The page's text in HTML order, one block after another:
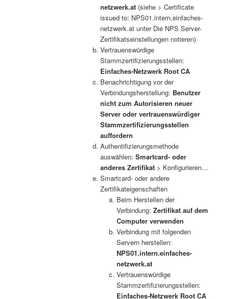
netzwerk.at(siehe > Certificate
issued to: NPS01.intern.einfaches-
netzwerk.at unter Die NPS Server-
Zertifikatseinstellungen notieren)
Vertrauenswürdige
Stammzertifizierungsstellen:
Einfaches-Netzwerk Root CA
Benachrichtigung vor der
Verbindungsherstellung: Benutzer
nicht zum Autorisieren neuer
Server oder vertrauenswürdiger
Stammzertifizierungsstellen
auffordern
Authentifizierungsmethode
auswählen: Smartcard- oder
anderes Zertifikat> Konfigurieren…
Smartcard- oder andere
Zertifikateigenschaften
Beim Herstellen der
Verbindung:Zertifikat auf dem
Computer verwenden
Verbindung mit folgenden
Servern herstellen:
NPS01.intern.einfaches-
netzwerk.at
Vertrauenswürdige
Stammzertifizierungsstellen:
Einfaches-Netzwerk Root CA